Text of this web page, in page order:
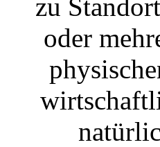
zu
oder